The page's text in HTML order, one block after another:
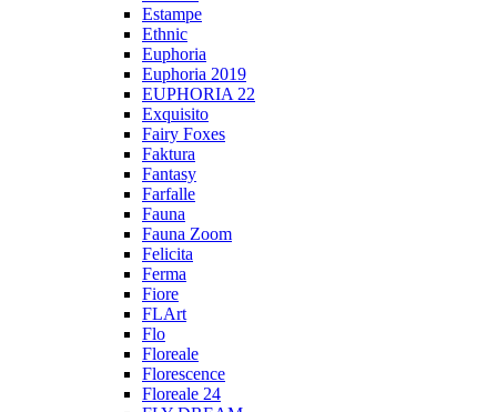
Estampe
Ethnic
Euphoria
Euphoria 2019
EUPHORIA 22
Exquisito
Fairy Foxes
Faktura
Fantasy
Farfalle
Fauna
Fauna Zoom
Felicita
Ferma
Fiore
FLArt
Flo
Floreale
Florescence
Floreale 24